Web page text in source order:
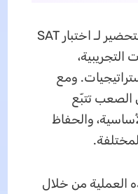
يعتمد الكثير من الطلاب في التحضير لـ اختبار SAT
التجريبية،
ومع
الصعب تتبّع
والحفاظ
العملية من خلال